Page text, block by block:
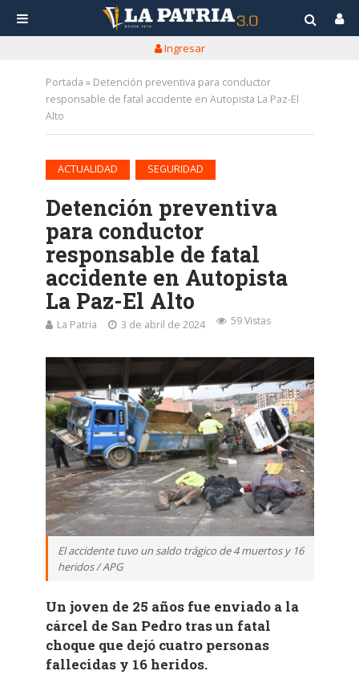
Ingresar
Portada » Detención preventiva para conductor
responsable de fatal accidente en Autopista La Paz-El
Alto
ACTUALIDAD SEGURIDAD
Detención preventiva
para conductor
responsable de fatal
accidente en Autopista
La Paz-El Alto
La Patria 3 de abril de 2024 59 Vistas
El accidente tuvo un saldo trágico de 4 muertos y 16
heridos / APG
Un joven de 25 años fue enviado a la
cárcel de San Pedro tras un fatal
choque que dejó cuatro personas
fallecidas y 16 heridos.